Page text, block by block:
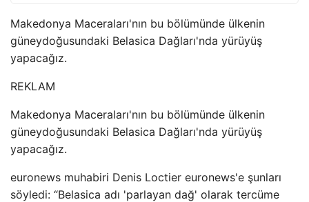
Makedonya Maceraları'nın bu bölümünde ülkenin
güneydoğusundaki Belasica Dağları'nda yürüyüş
yapacağız.
REKLAM
Makedonya Maceraları'nın bu bölümünde ülkenin
güneydoğusundaki Belasica Dağları'nda yürüyüş
yapacağız.
euronews muhabiri Denis Loctier euronews'e şunları
söyledi: “Belasica adı 'parlayan dağ' olarak tercüme